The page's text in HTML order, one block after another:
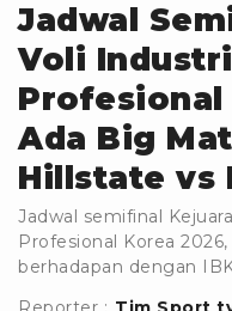
Jadwal
Voli
Profesional
Ada Big
Hillstate vs
Jadwal semifinal
Profesional Korea
berhadapan dengan